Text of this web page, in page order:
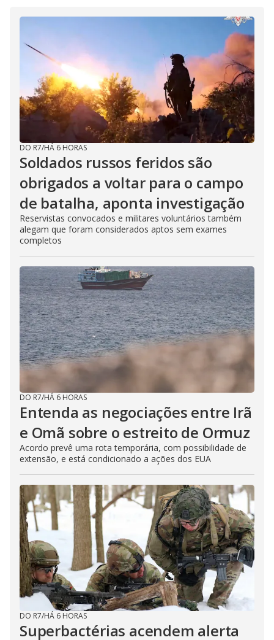
DO R7/HÁ 6 HORAS
Soldados russos feridos são
obrigados a voltar para o campo
de batalha, aponta investigação
Reservistas convocados e militares voluntários também
alegam que foram considerados aptos sem exames
completos
DO R7/HÁ 6 HORAS
Entenda as negociações entre Irã
e Omã sobre o estreito de Ormuz
Acordo prevê uma rota temporária, com possibilidade de
extensão, e está condicionado a ações dos EUA
DO R7/HÁ 6 HORAS
Superbactérias acendem alerta